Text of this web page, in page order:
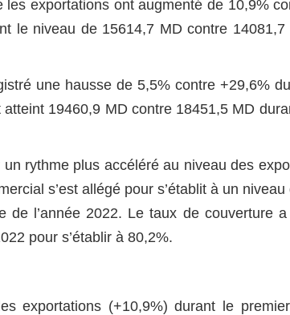
les exportations ont augmenté de 10,9%
le niveau de 15614,7 MD contre
une hausse de 5,5% contre +29,6%
19460,9 MD contre 18451,5 MD
rythme plus accéléré au niveau des
s’est allégé pour s’établit à un
de l’année 2022. Le taux de couverture
pour s’établir à 80,2%.
exportations (+10,9%) durant le